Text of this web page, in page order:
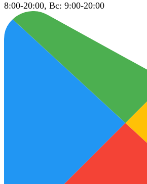
8:00-20:00, Вс: 9:00-20:00